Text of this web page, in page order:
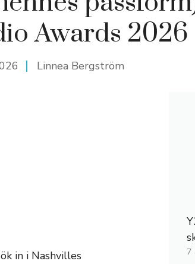
Awards 2026
Linnea Bergström
in i Nashvilles
7